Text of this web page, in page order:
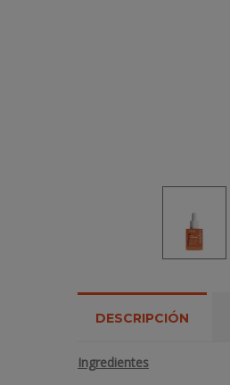
DESCRIPCIÓN
Ingredientes